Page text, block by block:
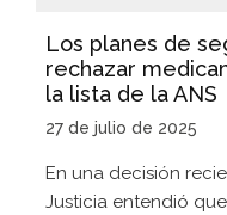
Los planes de
rechazar
la lista de la ANS
27 de julio de 2025
En una decisión
Justicia entendió